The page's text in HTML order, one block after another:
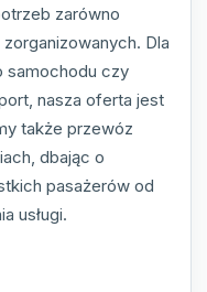
zarówno
Dla
samochodu czy
nasza oferta jest
także przewóz
dbając o
pasażerów od
usługi.